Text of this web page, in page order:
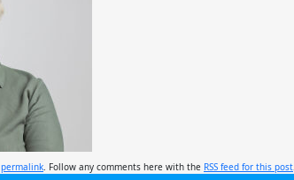
permalink . Follow any comments here with the RSS feed for this post